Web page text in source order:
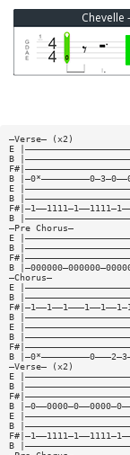
Chevelle
—Verse— (x2)
E
B
B
E
B
B
—Pre Chorus—
E
B
B
—Chorus—
E
B
B
E
B
B
—Verse— (x2)
E
B
B
E
B
B